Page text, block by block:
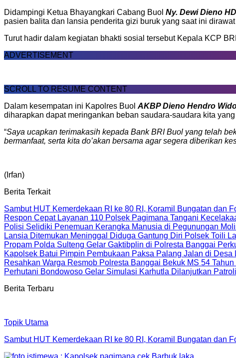
Didampingi Ketua Bhayangkari Cabang Buol Ny. Dewi Dieno HD
pasien balita dan lansia penderita gizi buruk yang saat ini
Turut hadir dalam kegiatan bhakti sosial tersebut Kepala KCP
ADVERTISEMENT
SCROLL TO RESUME CONTENT
Dalam kesempatan ini Kapolres Buol AKBP Dieno Hendro
diharapkan dapat meringankan beban saudara-saudara kita
“Saya ucapkan terimakasih kepada Bank BRI Buol yang telah
bermanfaat, serta kita do’akan bersama agar segera diberikan
(Irfan)
Berita Terkait
Sambut HUT Kemerdekaan RI ke 80 RI, Koramil Bungatan dan
Respon Cepat Layanan 110 Polsek Pagimana Tangani
Polisi Selidiki Penemuan Kerangka Manusia di Pegunungan
Lansia Ditemukan Meninggal Diduga Gantung Diri Polsek Toili
Propam Polda Sulteng Gelar Gaktibplin di Polresta Banggai
Kapolsek Batui Pimpin Pembukaan Paksa Palang Jalan di
Resahkan Warga Resmob Polresta Banggai Bekuk MS 54
Perhutani Bondowoso Gelar Simulasi Karhutla Dilanjutkan
Berita Terbaru
Topik Utama
Sambut HUT Kemerdekaan RI ke 80 RI, Koramil Bungatan dan